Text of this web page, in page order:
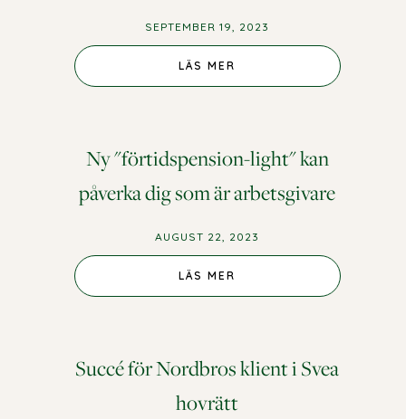
SEPTEMBER 19, 2023
LÄS MER
Ny "förtidspension-light" kan
påverka dig som är arbetsgivare
AUGUST 22, 2023
LÄS MER
Succé för Nordbros klient i Svea
hovrätt